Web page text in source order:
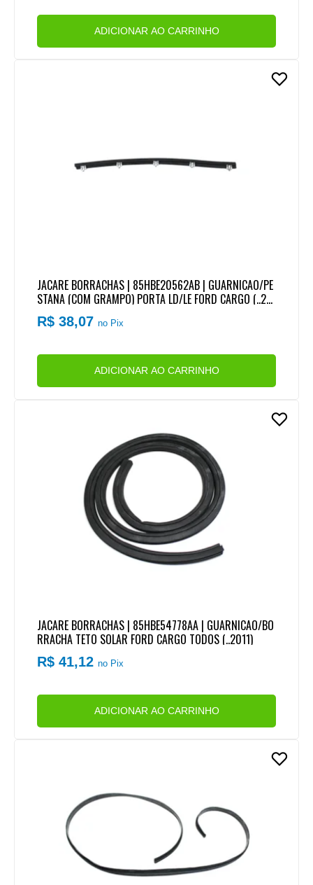
ADICIONAR AO CARRINHO
JACARE BORRACHAS | 85HBE20562AB | GUARNICAO/PE
STANA (COM GRAMPO) PORTA LD/LE FORD CARGO (..20
11)
R$ 38,07no Pix
ADICIONAR AO CARRINHO
JACARE BORRACHAS | 85HBE54778AA | GUARNICAO/BO
RRACHA TETO SOLAR FORD CARGO TODOS (..2011)
R$ 41,12no Pix
ADICIONAR AO CARRINHO